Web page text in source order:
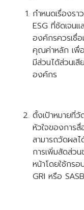
กำหนดเรื่องรา
ESG ที่ชัดเจน
องค์กรควรเชื่
คุณค่าหลัก เพื่
มีส่วนได้ส่วนเสี
องค์กร
ตั้งเป้าหมายที่วั
หัวใจของการ
สามารถวัดผล
การเพิ่มสัดส่ว
หน้าโดยใช้กรอ
GRI หรือ SASB